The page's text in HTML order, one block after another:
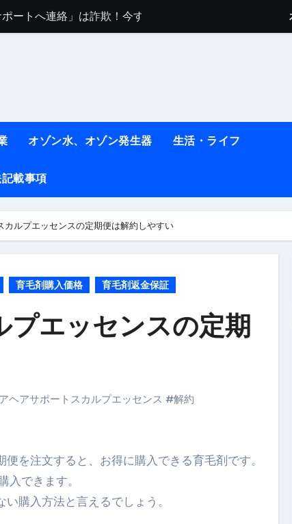
か？被害者への補償や損害賠償をわかりやすく解説
ト、食事はこれからやりました！【あすけん活用術】
減量した、私の痩せる9つの習慣 | レシピ付き | ダイ
報収集との関係と見分け方を解説
タと前兆現象を徹底解説【2026】
＆リリース記念キャンペーン【ムームードメイン】
科目・仕訳・申告書記載方法
念な国になった理由です。国民は●●をしないとこの先
オゾン水、オゾン発生器 生活・ライフ
載事項
カルプエッセンスの定期便は解約しやすい
育毛剤購入価格 育毛剤返金保証
プエッセンスの定期
ヘアサポートスカルプエッセンス #解約
便を注文すると、お得に購入できる育毛剤です。
できます。
購入方法と言えるでしょう。